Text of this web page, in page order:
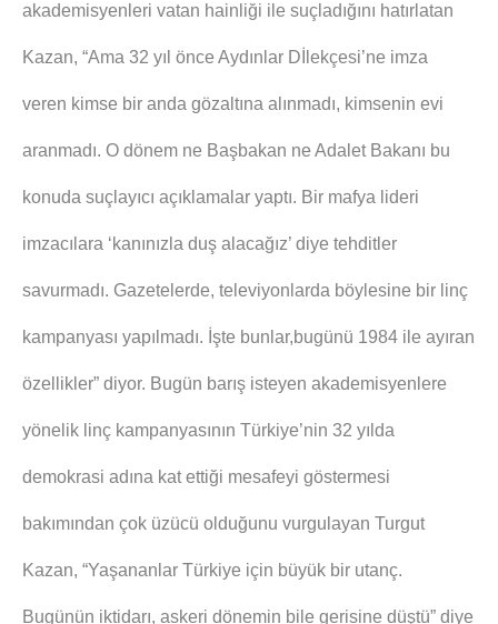
akademisyenleri vatan hainliği ile suçladığını hatırlatan
Kazan, “Ama 32 yıl önce Aydınlar Dİlekçesi’ne imza
veren kimse bir anda gözaltına alınmadı, kimsenin evi
aranmadı. O dönem ne Başbakan ne Adalet Bakanı bu
konuda suçlayıcı açıklamalar yaptı. Bir mafya lideri
imzacılara ‘kanınızla duş alacağız’ diye tehditler
savurmadı. Gazetelerde, televiyonlarda böylesine bir linç
kampanyası yapılmadı. İşte bunlar,bugünü 1984 ile ayıran
özellikler” diyor. Bugün barış isteyen akademisyenlere
yönelik linç kampanyasının Türkiye’nin 32 yılda
demokrasi adına kat ettiği mesafeyi göstermesi
bakımından çok üzücü olduğunu vurgulayan Turgut
Kazan, “Yaşananlar Türkiye için büyük bir utanç.
Bugünün iktidarı, askeri dönemin bile gerisine düştü” diye